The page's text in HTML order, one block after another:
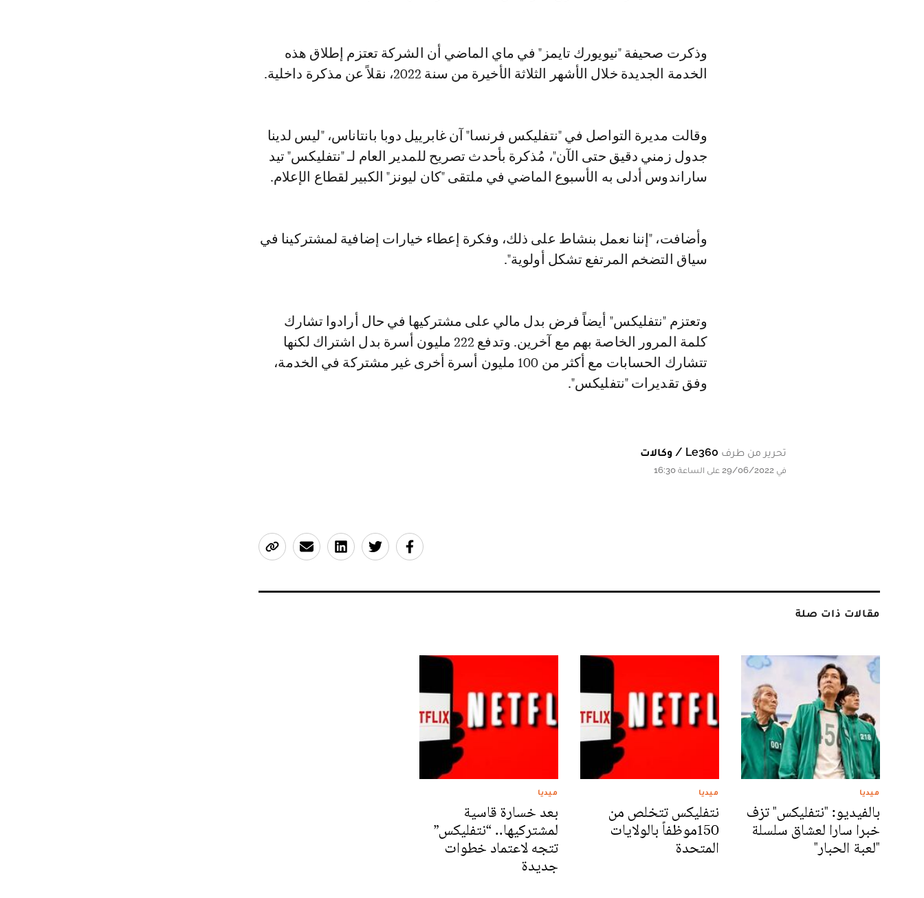
وذكرت صحيفة "نيويورك تايمز" في ماي الماضي أن الشركة تعتزم إطلاق هذه
الخدمة الجديدة خلال الأشهر الثلاثة الأخيرة من سنة 2022، نقلاً عن مذكرة داخلية.
وقالت مديرة التواصل في "نتفليكس فرنسا" آن غابرييل دوبا بانتاناس، "ليس لدينا
جدول زمني دقيق حتى الآن"، مُذكرة بأحدث تصريح للمدير العام لـ "نتفليكس" تيد
ساراندوس أدلى به الأسبوع الماضي في ملتقى "كان ليونز" الكبير لقطاع الإعلام.
وأضافت، "إننا نعمل بنشاط على ذلك، وفكرة إعطاء خيارات إضافية لمشتركينا في
سياق التضخم المرتفع تشكل أولوية".
وتعتزم "نتفليكس" أيضاً فرض بدل مالي على مشتركيها في حال أرادوا تشارك
كلمة المرور الخاصة بهم مع آخرين. وتدفع 222 مليون أسرة بدل اشتراك لكنها
تتشارك الحسابات مع أكثر من 100 مليون أسرة أخرى غير مشتركة في الخدمة،
وفق تقديرات "نتفليكس".
تحرير من طرف Le360 / وكالات
في 29/06/2022 على الساعة 16:30
مقالات ذات صلة
ميديا
بالفيديو: "نتفليكس" تزف
خبرا سارا لعشاق سلسلة
"لعبة الحبار"
ميديا
نتفليكس تتخلص من
150موظفاً بالولايات
المتحدة
ميديا
بعد خسارة قاسية
لمشتركيها.. “نتفليكس”
تتجه لاعتماد خطوات
جديدة